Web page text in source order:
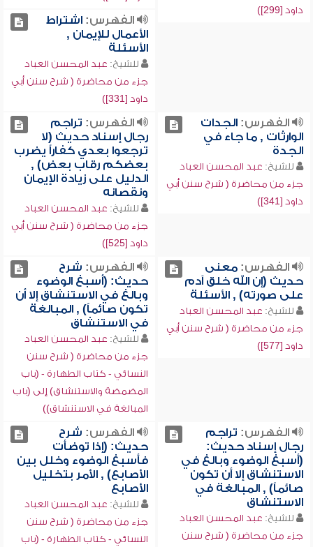
داود [299])
الفهرس:اشتراط
الأعمال للإيمان ,
الأسئلة
للشيخ: عبد المحسن العباد
جزء من محاضرة ( شرح سنن أبي
داود [331])
الفهرس:الجدات
الوارثات , ما جاء في
الجدة
للشيخ: عبد المحسن العباد
جزء من محاضرة ( شرح سنن أبي
داود [341])
الفهرس: تراجم
رجال إسناد حديث (لا
ترجعوا بعدي كفاراً يضرب
بعضكم رقاب بعض) ,
الدليل على زيادة الإيمان
ونقصانه
للشيخ: عبد المحسن العباد
جزء من محاضرة ( شرح سنن أبي
داود [525])
الفهرس:معنى
حديث (إن الله خلق آدم
على صورته) , الأسئلة
للشيخ: عبد المحسن العباد
جزء من محاضرة ( شرح سنن أبي
داود [577])
الفهرس: شرح
حديث: (أسبغ الوضوء
وبالغ في الاستنشاق إلا أن
تكون صائماً) , المبالغة
في الاستنشاق
للشيخ: عبد المحسن العباد
جزء من محاضرة ( شرح سنن
النسائي - كتاب الطهارة - (باب
المضمضة والاستنشاق) إلى (باب
المبالغة في الاستنشاق))
الفهرس: تراجم
رجال إسناد حديث:
(أسبغ الوضوء وبالغ في
الاستنشاق إلا أن تكون
صائماً) , المبالغة في
الاستنشاق
للشيخ: عبد المحسن العباد
جزء من محاضرة ( شرح سنن
الفهرس: شرح
حديث: (إذا توضأت
فأسبغ الوضوء وخلل بين
الأصابع) , الأمر بتخليل
الأصابع
للشيخ: عبد المحسن العباد
جزء من محاضرة ( شرح سنن
النسائي - كتاب الطهارة - (باب